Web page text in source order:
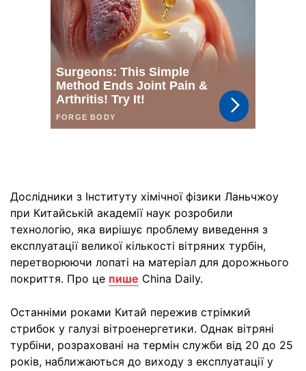
Дослідники з Інституту хімічної фізики Ланьчжоу
при Китайській академії наук розробили
технологію, яка вирішує проблему виведення з
експлуатації великої кількості вітряних турбін,
перетворюючи лопаті на матеріал для дорожнього
покриття. Про це пише China Daily.
Останніми роками Китай пережив стрімкий
стрибок у галузі вітроенергетики. Однак вітряні
турбіни, розраховані на термін служби від 20 до 25
років, наближаються до виходу з експлуатації у